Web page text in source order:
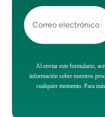
Al enviar este formulario,
información sobre nuestros
cualquier momento. Para